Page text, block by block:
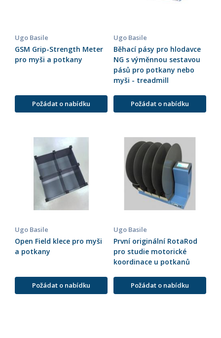
Ugo Basile
GSM Grip-Strength Meter
pro myši a potkany
Požádat o nabídku
Ugo Basile
Běhací pásy pro hlodavce
NG s výměnnou sestavou
pásů pro potkany nebo
myši - treadmill
Požádat o nabídku
Ugo Basile
Open Field klece pro myši
a potkany
Požádat o nabídku
Ugo Basile
První originální RotaRod
pro studie motorické
koordinace u potkanů
Požádat o nabídku